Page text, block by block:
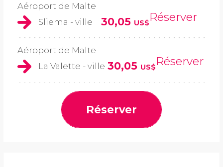
Aéroport de Malte
Sliema - ville
30,05 US$Réserver
Aéroport de Malte
La Valette - ville 30,05 US$Réserver
Réserver